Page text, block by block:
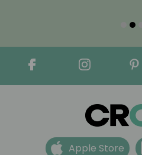
Apple Store